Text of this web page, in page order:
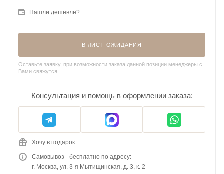
Нашли дешевле?
В ЛИСТ ОЖИДАНИЯ
Оставьте заявку, при возможности заказа данной позиции менеджеры с
Вами свяжутся
Консультация и помощь в оформлении заказа:
Хочу в подарок
Самовывоз - бесплатно по адресу:
г. Москва, ул. 3-я Мытищинская, д. 3, к. 2